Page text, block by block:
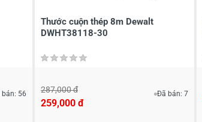
56
Thước cuộn thép 8m Dewalt
DWHT38118-30
287,000 đ
259,000 đ
Đã bán: 7